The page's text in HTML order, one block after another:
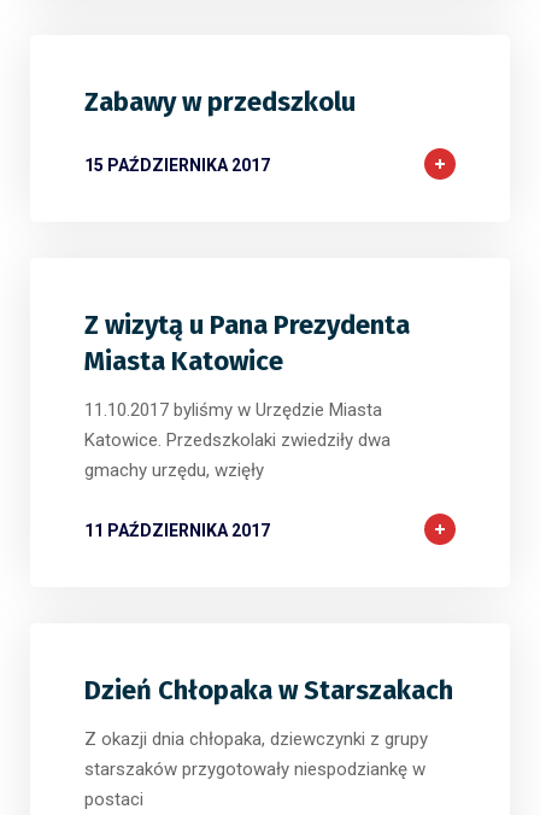
Zabawy w przedszkolu
15 PAŹDZIERNIKA 2017
Z wizytą u Pana Prezydenta
Miasta Katowice
11.10.2017 byliśmy w Urzędzie Miasta
Katowice. Przedszkolaki zwiedziły dwa
gmachy urzędu, wzięły
11 PAŹDZIERNIKA 2017
Dzień Chłopaka w Starszakach
Z okazji dnia chłopaka, dziewczynki z grupy
starszaków przygotowały niespodziankę w
postaci